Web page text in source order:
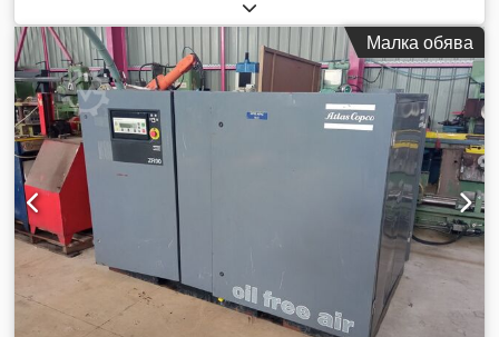
Функционалност Размери на товарното пространство: 200 x
70 x 80 см CE-маркировка: да Поддръжка, история и
състояние Брой предишни собственици: 1 Техническо
състояние: много добро Визуално състояние: много добро
Допълнителна информация Подходящо за следните
машини: 19 - 32 т Условия на доставка: EXW Работно
налягане: 160-180 бара Необходим хидравличен поток: 170
л/мин Честота на ударите: 320-640 Последна инспекция:
2026-04-27 Страна на производство: DE Chjdpfey N Sdtox
Af Hsa Допълнителна информация Моля, свържете се с Ö.
Inalkac за повече информация.
Малка обява